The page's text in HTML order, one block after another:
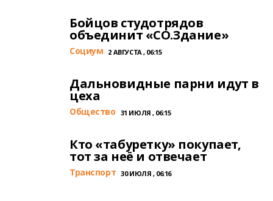
Бойцов студотрядов
объединит «СО.Здание»
Cоциум 2 АВГУСТА , 06:15
Дальновидные парни идут в
цеха
Общество 31 ИЮЛЯ , 06:15
Кто «табуретку» покупает,
тот за неё и отвечает
Транспорт 30 ИЮЛЯ , 06:16